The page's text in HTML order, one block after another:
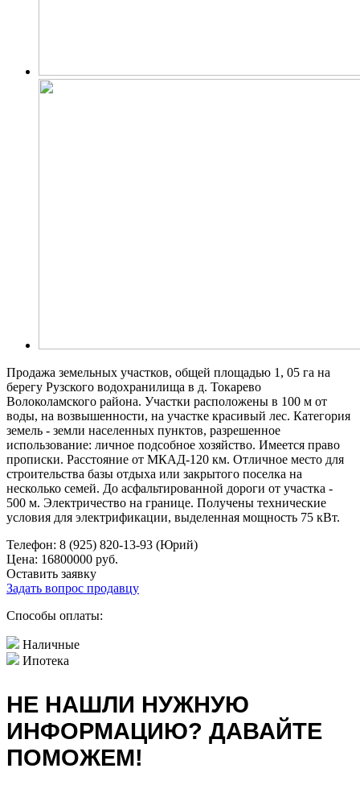
Продажа земельных участков, общей площадью 1, 05 га на
берегу Рузского водохранилища в д. Токарево
Волоколамского района. Участки расположены в 100 м от
воды, на возвышенности, на участке красивый лес. Категория
земель - земли населенных пунктов, разрешенное
использование: личное подсобное хозяйство. Имеется право
прописки. Расстояние от МКАД-120 км. Отличное место для
строительства базы отдыха или закрытого поселка на
несколько семей. До асфальтированной дороги от участка -
500 м. Электричество на границе. Получены технические
условия для электрификации, выделенная мощность 75 кВт.
Телефон: 8 (925) 820-13-93 (Юрий)
Цена: 16800000 руб.
Оставить заявку
Задать вопрос продавцу
Способы оплаты:
Наличные
Ипотека
НЕ НАШЛИ НУЖНУЮ
ИНФОРМАЦИЮ? ДАВАЙТЕ
ПОМОЖЕМ!